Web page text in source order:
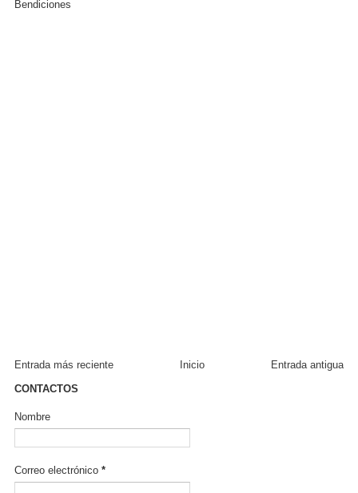
Bendiciones
Entrada más reciente Entrada antigua
Inicio
CONTACTOS
Nombre
Correo electrónico *